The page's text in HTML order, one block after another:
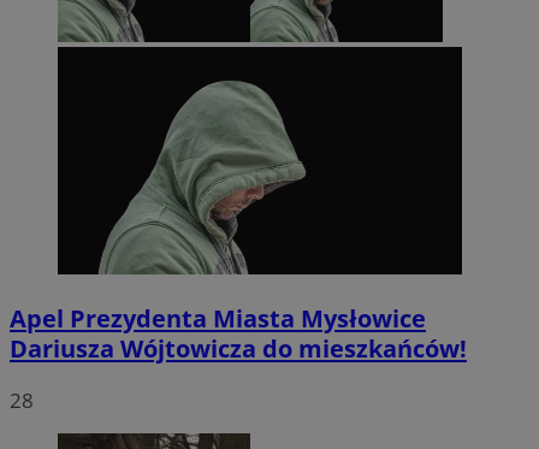
Apel Prezydenta Miasta Mysłowice
Dariusza Wójtowicza do mieszkańców!
28